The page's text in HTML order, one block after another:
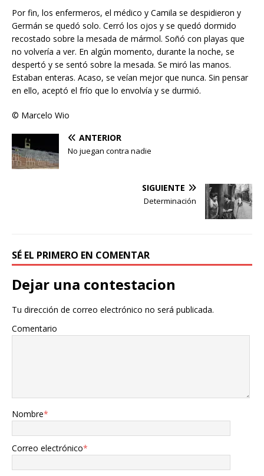
Por fin, los enfermeros, el médico y Camila se despidieron y
Germán se quedó solo. Cerró los ojos y se quedó dormido
recostado sobre la mesada de mármol. Soñó con playas que
no volvería a ver. En algún momento, durante la noche, se
despertó y se sentó sobre la mesada. Se miró las manos.
Estaban enteras. Acaso, se veían mejor que nunca. Sin pensar
en ello, aceptó el frío que lo envolvía y se durmió.
© Marcelo Wio
ANTERIOR
No juegan contra nadie
SIGUIENTE
Determinación
SÉ EL PRIMERO EN COMENTAR
Dejar una contestacion
Tu dirección de correo electrónico no será publicada.
Comentario
Nombre*
Correo electrónico*